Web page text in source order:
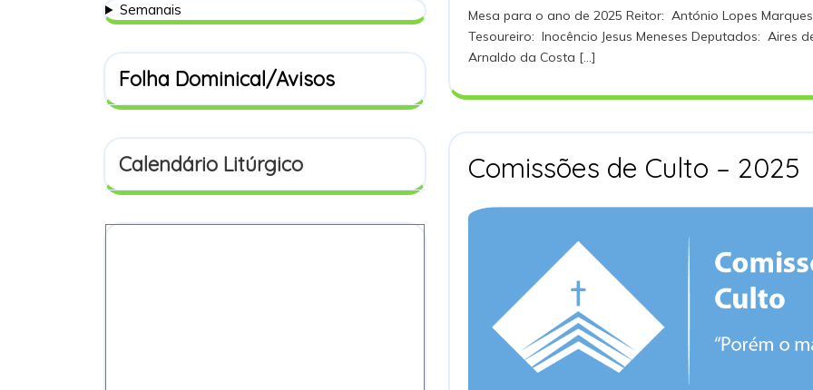
Semanais
Folha Dominical/Avisos
Calendário Litúrgico
Janeiro,
2025
Mesa para o ano de 2025 Reitor: António Lopes Marques Secretário: Arménio Ribeiro Santos
Tesoureiro: Inocêncio Jesus Meneses Deputados: Aires
Arnaldo da Costa [...]
Comissões de Culto – 2025
–